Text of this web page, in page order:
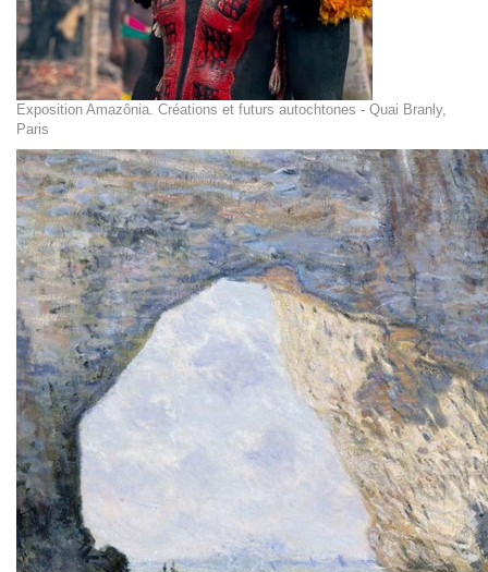
Exposition Amazônia. Créations et futurs autochtones - Quai Branly,
Paris